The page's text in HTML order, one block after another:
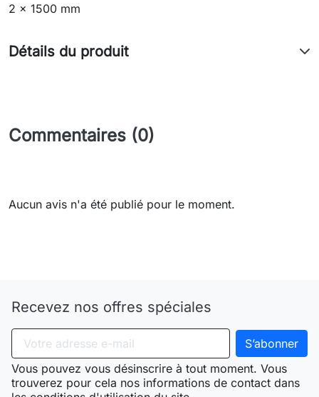
2 x 1500 mm
Détails du produit
Commentaires (0)
Aucun avis n'a été publié pour le moment.
Recevez nos offres spéciales
Vous pouvez vous désinscrire à tout moment. Vous
trouverez pour cela nos informations de contact dans